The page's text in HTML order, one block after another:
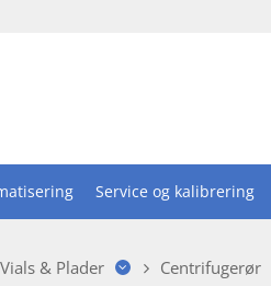
Service og kalibrering
& Plader Centrifugerør